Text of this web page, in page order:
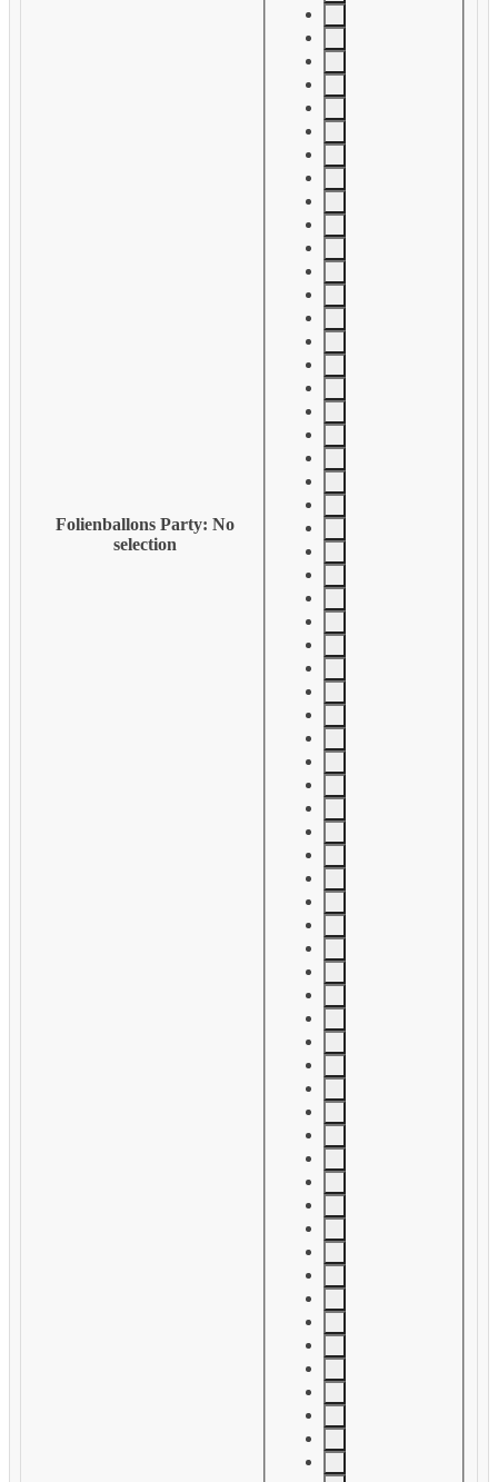
Folienballons Party: No
selection